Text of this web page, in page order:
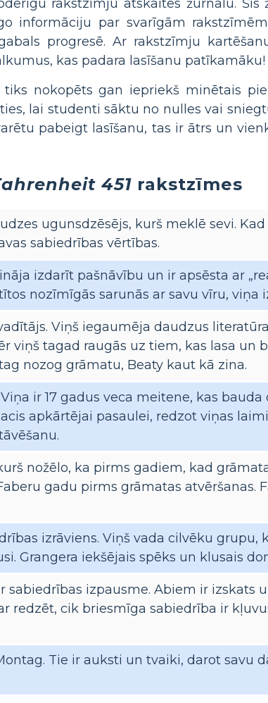
rakstzīmju atskaites žurnālu. Šis
informāciju par svarīgām
progresē. Ar rakstzīmju
kas padara lasīšanu patīkamāku!
nokopēts gan iepriekš minētais
lai studenti sāktu no nulles vai
pabeigt lasīšanu, tas ir ātrs un
451rakstzīmes
ugunsdzēsējs, kurš meklē sevi.
sabiedrības vērtības.
izdarīt pašnāvību un ir apsēsta ar
nozīmīgās sarunās ar savu vīru, viņa
Viņš iegaumēja daudzus
viņš tagad raugās uz tiem, kas lasa un
nozog grāmatu, Beaty kaut kā zina.
ir 17 gadus veca meitene, kas
apkārtējai pasaulei, redzot viņas
nožēlo, ka pirms gadiem, kad
gadu pirms grāmatas atvēršanas.
izrāviens. Viņš vada cilvēku grupu,
Grangera iekšējais spēks un klusais
sabiedrības izpausme. Abiem ir izskats
redzēt, cik briesmīga sabiedrība ir
Tie ir auksti un tvaiki, darot savu